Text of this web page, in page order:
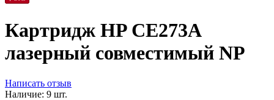
Картридж HP CE273A
лазерный совместимый NP
Написать отзыв
Наличие: 9 шт.